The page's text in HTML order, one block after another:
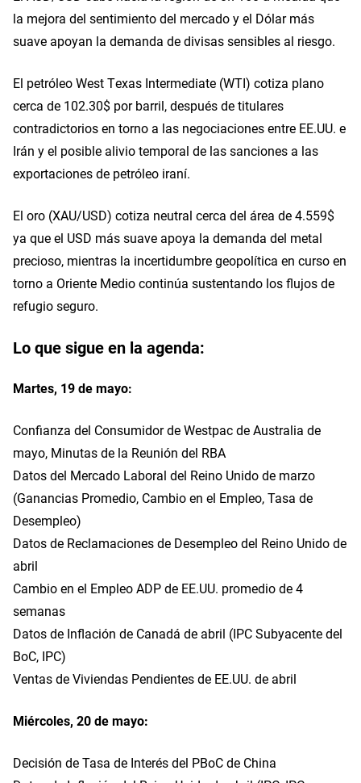
la mejora del sentimiento del mercado y el Dólar más
suave apoyan la demanda de divisas sensibles al riesgo.
El petróleo West Texas Intermediate (WTI) cotiza plano
cerca de 102.30$ por barril, después de titulares
contradictorios en torno a las negociaciones entre EE.UU. e
Irán y el posible alivio temporal de las sanciones a las
exportaciones de petróleo iraní.
El oro (XAU/USD) cotiza neutral cerca del área de 4.559$
ya que el USD más suave apoya la demanda del metal
precioso, mientras la incertidumbre geopolítica en curso en
torno a Oriente Medio continúa sustentando los flujos de
refugio seguro.
Lo que sigue en la agenda:
Martes, 19 de mayo:
Confianza del Consumidor de Westpac de Australia de
mayo, Minutas de la Reunión del RBA
Datos del Mercado Laboral del Reino Unido de marzo
(Ganancias Promedio, Cambio en el Empleo, Tasa de
Desempleo)
Datos de Reclamaciones de Desempleo del Reino Unido de
abril
Cambio en el Empleo ADP de EE.UU. promedio de 4
semanas
Datos de Inflación de Canadá de abril (IPC Subyacente del
BoC, IPC)
Ventas de Viviendas Pendientes de EE.UU. de abril
Miércoles, 20 de mayo:
Decisión de Tasa de Interés del PBoC de China